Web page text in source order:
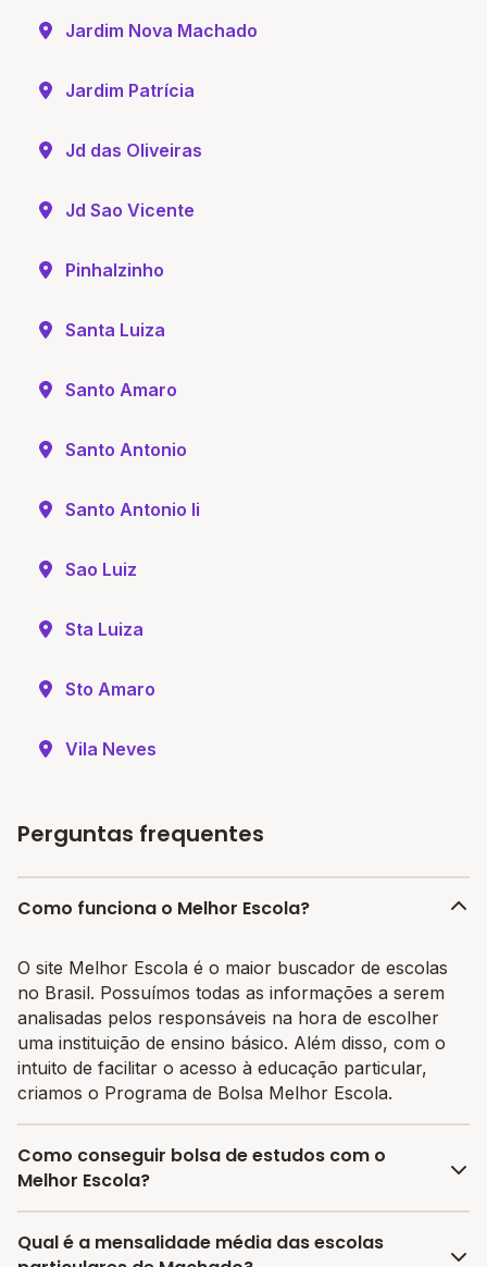
Jardim Nova Machado
Jardim Patrícia
Jd das Oliveiras
Jd Sao Vicente
Pinhalzinho
Santa Luiza
Santo Amaro
Santo Antonio
Santo Antonio Ii
Sao Luiz
Sta Luiza
Sto Amaro
Vila Neves
Perguntas frequentes
Como funciona o Melhor Escola?
O site Melhor Escola é o maior buscador de escolas
no Brasil. Possuímos todas as informações a serem
analisadas pelos responsáveis na hora de escolher
uma instituição de ensino básico. Além disso, com o
intuito de facilitar o acesso à educação particular,
criamos o Programa de Bolsa Melhor Escola.
Como conseguir bolsa de estudos com o
Melhor Escola?
O programa de bolsa do Melhor Escola disponibiliza
Qual é a mensalidade média das escolas